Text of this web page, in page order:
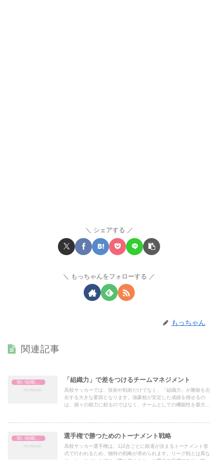
シェアする
もっちゃんをフォローする
もっちゃん
関連記事
「組織力」で差をつけるチームマネジメント
高校サッカーでは、技術や戦術だけでなく、「組織力」が勝敗を左
右する大きな要因となります。強豪校が安定した成績を残せるの
は、個々の能力に頼るのではなく、チームとしての機能性を最大限
選手権で勝つためのトーナメント戦略
高校サッカー選手権は、1試合ごとに敗退が決まるトーナメント形
式で行われるため、独特の戦略が求められます。リーグ戦とは異な